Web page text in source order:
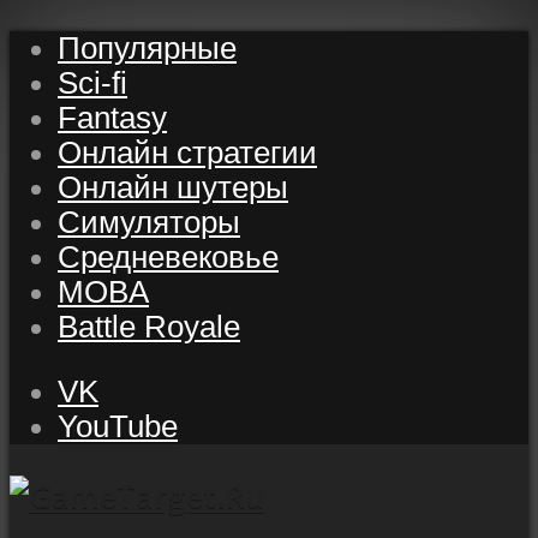
Популярные
Sci-fi
Fantasy
Онлайн стратегии
Онлайн шутеры
Симуляторы
Средневековье
MOBA
Battle Royale
VK
YouTube